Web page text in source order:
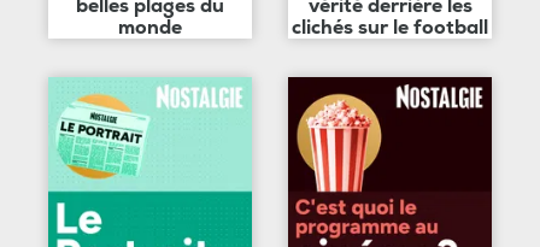
belles plages du
monde
vérité derrière les
clichés sur le football